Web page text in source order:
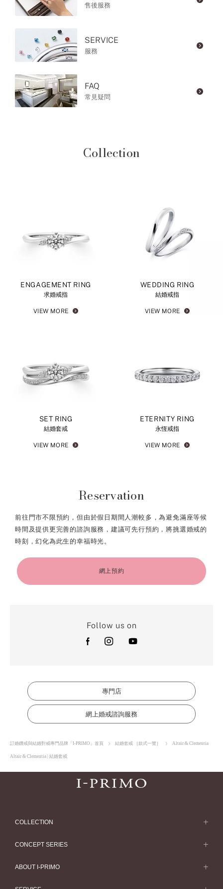
售後服務
SERVICE
服務
FAQ
常見疑問
Collection
ENGAGEMENT RING
求婚戒指
VIEW MORE
WEDDING RING
結婚戒指
VIEW MORE
SET RING
結婚套戒
VIEW MORE
ETERNITY RING
永恆戒指
VIEW MORE
Reservation
前往門市不限預約，但由於假日期間人潮較多，為避免滿座等候
時間及提供更完善的諮詢服務，建議可先行預約，將挑選婚戒的
時刻，幻化為此生的幸福時光。
網上預約
Follow us on
專門店
網上婚戒諮詢服務
訂婚鑽戒與結婚對戒專門品牌「I-PRIMO」首頁 結婚套戒 ［款式一覽］ Altair & Clementia
Altair & Clementia | 結婚套戒
COLLECTION
CONCEPT SERIES
ABOUT I-PRIMO